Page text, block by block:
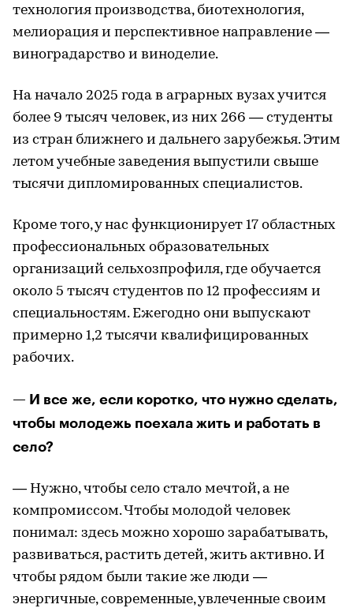
технология производства, биотехнология,
мелиорация и перспективное направление —
виноградарство и виноделие.
На начало 2025 года в аграрных вузах учится
более 9 тысяч человек, из них 266 — студенты
из стран ближнего и дальнего зарубежья. Этим
летом учебные заведения выпустили свыше
тысячи дипломированных специалистов.
Кроме того, у нас функционирует 17 областных
профессиональных образовательных
организаций сельхозпрофиля, где обучается
около 5 тысяч студентов по 12 профессиям и
специальностям. Ежегодно они выпускают
примерно 1,2 тысячи квалифицированных
рабочих.
— И все же, если коротко, что нужно сделать,
чтобы молодежь поехала жить и работать в
село?
— Нужно, чтобы село стало мечтой, а не
компромиссом. Чтобы молодой человек
понимал: здесь можно хорошо зарабатывать,
развиваться, растить детей, жить активно. И
чтобы рядом были такие же люди —
энергичные, современные, увлеченные своим